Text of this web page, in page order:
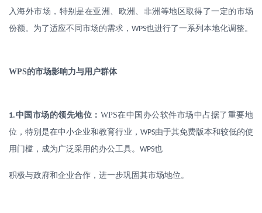
入海外市场，特别是在亚洲、欧洲、非洲等地区取得了一定的市场
份额。为了适应不同市场的需求， WPS也进行了一系列本地化调整。
WPS的市场影响力与用户群体
1.中国市场的领先地位： WPS在中国办公软件市场中占据了重要地
位，特别是在中小企业和教育行业， WPS由于其免费版本和较低的使
用门槛，成为广泛采用的办公工具。 WPS也
积极与政府和企业合作，进一步巩固其市场地位。